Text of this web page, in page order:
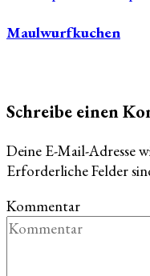
Maulwurfkuchen
Schreibe einen
Deine E-Mail-Adresse
Erforderliche Felder
Kommentar